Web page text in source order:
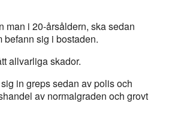
man i 20-årsåldern, ska sedan
befann sig i bostaden.
allvarliga skador.
in greps sedan av polis och
av normalgraden och grovt